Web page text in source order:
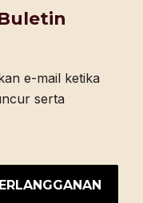
e-mail ketika
serta